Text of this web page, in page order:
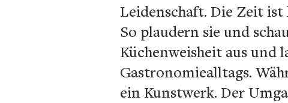
Leidenschaft. Die Zeit
So plaudern sie und
Küchenweisheit aus und
Gastronomiealltags.
ein Kunstwerk. Der